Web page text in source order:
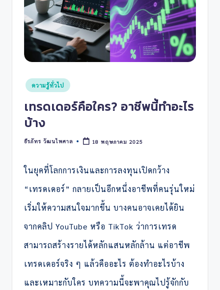
Posted
ความรู้ทั่วไป
เทรดเดอร์คือใคร? อาชีพนี้ทำอะไร
บ้าง
Posted
ธีรภัทร วัฒนไพศาล 18 พฤษภาคม 2025
ในยุคที่โลกการเงินและการลงทุนเปิดกว้าง
“เทรดเดอร์” กลายเป็นอีกหนึ่งอาชีพที่คนรุ่นใหม่
เริ่มให้ความสนใจมากขึ้น บางคนอาจเคยได้ยิน
จากคลิป YouTube หรือ TikTok ว่าการเทรด
สามารถสร้างรายได้หลักแสนหลักล้าน แต่อาชีพ
เทรดเดอร์จริง ๆ แล้วคืออะไร ต้องทำอะไรบ้าง
และเหมาะกับใคร บทความนี้จะพาคุณไปรู้จักกับ